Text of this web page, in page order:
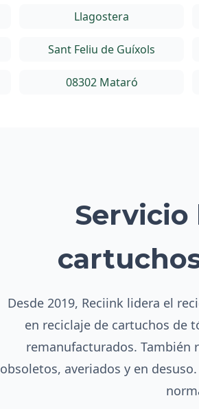
Llagostera
Sant Feliu de Guíxols
08302 Mataró
Servicio
Desde 2019, Reciink lidera el
en reciclaje de cartuchos de
remanufacturados. También
obsoletos, averiados y en